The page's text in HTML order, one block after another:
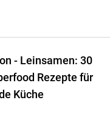
- Leinsamen: 30
Rezepte für
Küche